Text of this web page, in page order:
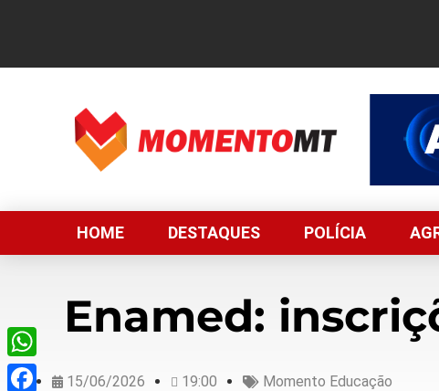
HOME DESTAQUES POLÍCIA
Enamed:
15/06/2026 19:00 Momento Educação
WhatsApp